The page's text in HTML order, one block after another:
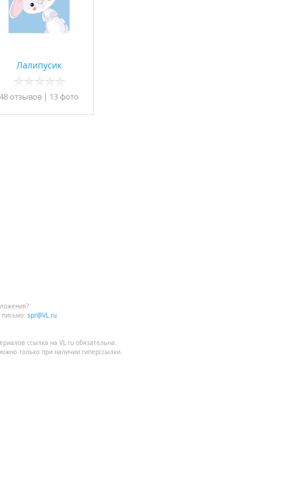
Лалипусик
48 отзывов | 13 фото
письмо: spr@VL.ru
ссылка на VL.ru обязательна.
только при наличии гиперссылки.